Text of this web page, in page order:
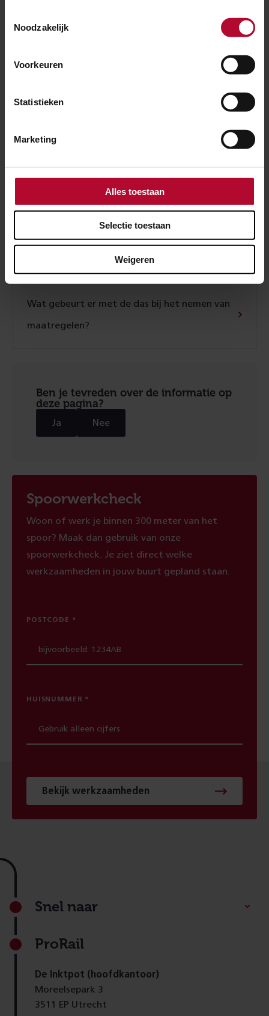
Noodzakelijk
Voorkeuren
Statistieken
Marketing
Alles toestaan
Selectie toestaan
Weigeren
Wie is er verantwoordelijk voor het
Wat doet ProRail tegen de Japanse
Wat is de Japanse duizenknoop?
Welke beschermde dieren vormen een risico
Wat gebeurt er met de das bij het nemen van
maatregelen?
Ben je tevreden over de informatie op
deze pagina?
Ja Nee
Spoorwerkcheck
Woon of werk je binnen 300 meter van het
spoor? Maak dan gebruik van onze
spoorwerkcheck. Je ziet direct welke
werkzaamheden in jouw buurt gepland staan.
POSTCODE
HUISNUMMER
Bekijk werkzaamheden
Footer
Snel naar
ProRail
De Inktpot (hoofdkantoor)
Moreelsepark 3
3511 EP Utrecht